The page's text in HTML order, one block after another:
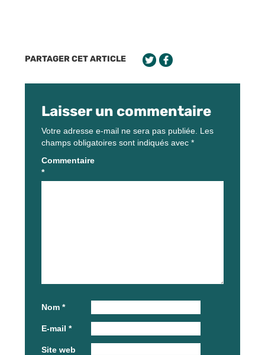
PARTAGER CET ARTICLE
Laisser un commentaire
Votre adresse e-mail ne sera pas publiée. Les
champs obligatoires sont indiqués avec *
Commentaire
*
Nom *
E-mail *
Site web